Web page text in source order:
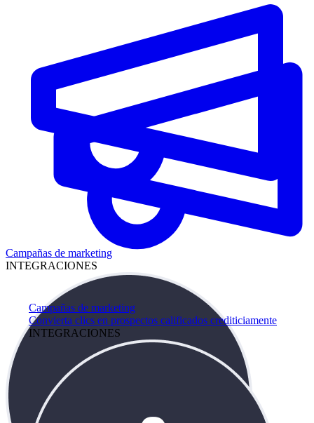
Campañas de marketing
Convierta clics en prospectos calificados crediticiamente
INTEGRACIONES
Campañas de marketing
INTEGRACIONES